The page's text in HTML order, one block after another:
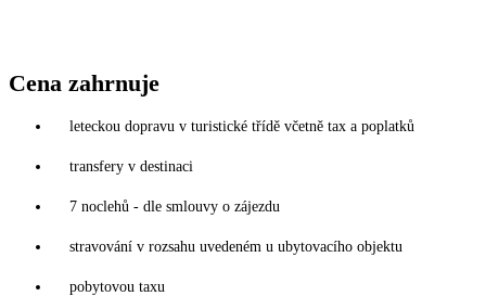
Cena zahrnuje
leteckou dopravu v turistické třídě včetně tax a poplatků
transfery v destinaci
7 noclehů - dle smlouvy o zájezdu
stravování v rozsahu uvedeném u ubytovacího objektu
pobytovou taxu